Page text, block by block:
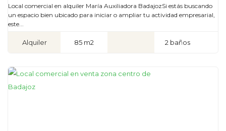
Local comercial en alquiler María Auxiliadora BadajozSi estás buscando
un espacio bien ubicado para iniciar o ampliar tu actividad empresarial,
este...
Alquiler 85 m2 2 baños